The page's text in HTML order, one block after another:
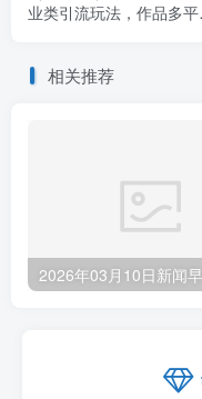
业类引流玩法，作品多平
相关推荐